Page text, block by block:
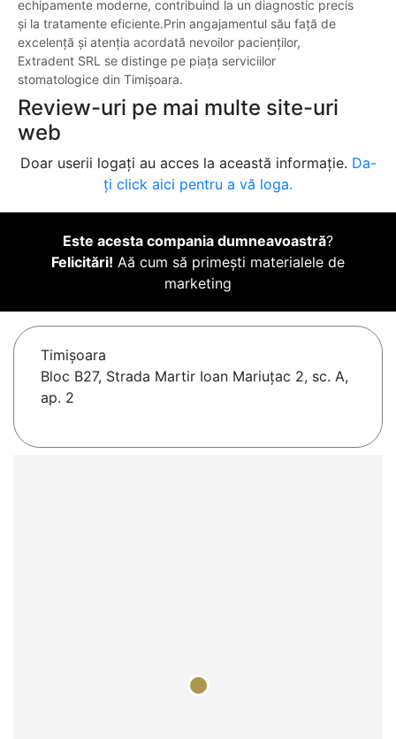
echipamente moderne, contribuind la un diagnostic precis
și la tratamente eficiente.Prin angajamentul său față de
excelență și atenția acordată nevoilor pacienților,
Extradent SRL se distinge pe piața serviciilor
stomatologice din Timișoara.
Review-uri pe mai multe site-uri
web
Doar userii logați au acces la această informație. Da-
ți click aici pentru a vă loga.
Este acesta compania dumneavoastră?
Felicitări! Aă cum să primești materialele de
marketing
Timişoara
Bloc B27, Strada Martir Ioan Mariuțac 2, sc. A,
ap. 2